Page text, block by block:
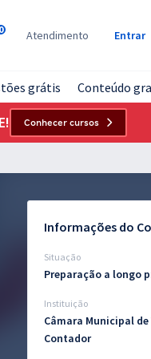
Atendimento Entrar
grátis Conteúdo
Conhecer cursos
Informações do
Situação
Preparação a longo
Instituição
Câmara Municipal de
Contador